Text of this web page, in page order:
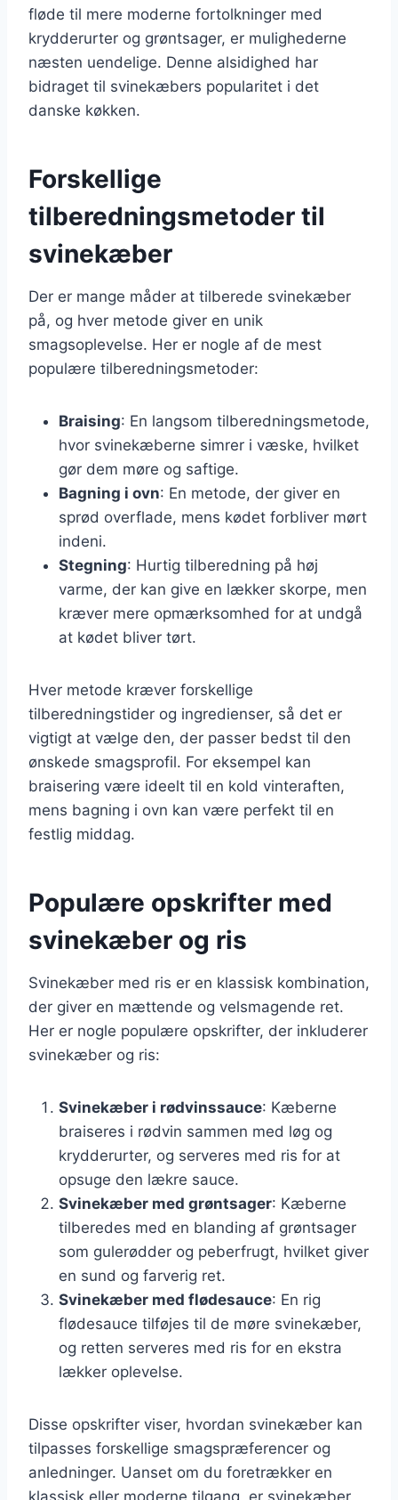
fløde til mere moderne fortolkninger med
krydderurter og grøntsager, er mulighederne
næsten uendelige. Denne alsidighed har
bidraget til svinekæbers popularitet i det
danske køkken.
Forskellige
tilberedningsmetoder til
svinekæber
Der er mange måder at tilberede svinekæber
på, og hver metode giver en unik
smagsoplevelse. Her er nogle af de mest
populære tilberedningsmetoder:
Braising: En langsom tilberedningsmetode,
hvor svinekæberne simrer i væske, hvilket
gør dem møre og saftige.
Bagning i ovn: En metode, der giver en
sprød overflade, mens kødet forbliver mørt
indeni.
Stegning: Hurtig tilberedning på høj
varme, der kan give en lækker skorpe, men
kræver mere opmærksomhed for at undgå
at kødet bliver tørt.
Hver metode kræver forskellige
tilberedningstider og ingredienser, så det er
vigtigt at vælge den, der passer bedst til den
ønskede smagsprofil. For eksempel kan
braisering være ideelt til en kold vinteraften,
mens bagning i ovn kan være perfekt til en
festlig middag.
Populære opskrifter med
svinekæber og ris
Svinekæber med ris er en klassisk kombination,
der giver en mættende og velsmagende ret.
Her er nogle populære opskrifter, der inkluderer
svinekæber og ris:
Svinekæber i rødvinssauce: Kæberne
braiseres i rødvin sammen med løg og
krydderurter, og serveres med ris for at
opsuge den lækre sauce.
Svinekæber med grøntsager: Kæberne
tilberedes med en blanding af grøntsager
som gulerødder og peberfrugt, hvilket giver
en sund og farverig ret.
Svinekæber med flødesauce: En rig
flødesauce tilføjes til de møre svinekæber,
og retten serveres med ris for en ekstra
lækker oplevelse.
Disse opskrifter viser, hvordan svinekæber kan
tilpasses forskellige smagspræferencer og
anledninger. Uanset om du foretrækker en
klassisk eller moderne tilgang, er svinekæber